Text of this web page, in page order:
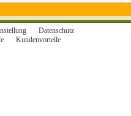
die perfekte Kombination aus
Sie jetzt Ihre Traumreise nach
Zeit.
Datenschutz
Kundenvorteile